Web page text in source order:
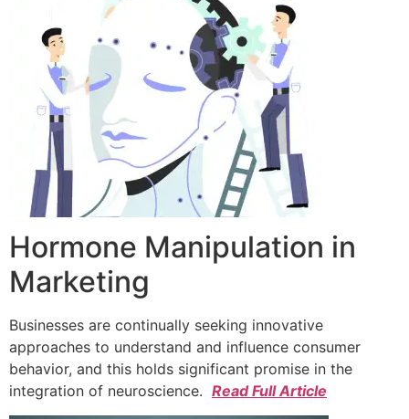
Hormone Manipulation in
Marketing
Businesses are continually seeking innovative
approaches to understand and influence consumer
behavior, and this holds significant promise in the
integration of neuroscience. Read Full Article